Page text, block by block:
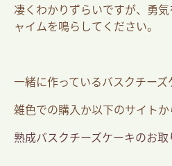
凄くわかりずらいですが、勇
ャイムを鳴らしてください。
一緒に作っているバスクチー
雑色での購入か以下のサイトか
熟成バスクチーズケーキのお取